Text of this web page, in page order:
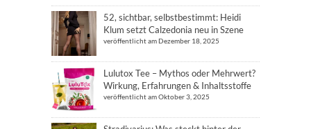
52, sichtbar, selbstbestimmt: Heidi
Klum setzt Calzedonia neu in Szene
veröffentlicht am Dezember 18, 2025
Lulutox Tee – Mythos oder Mehrwert?
Wirkung, Erfahrungen & Inhaltsstoffe
veröffentlicht am Oktober 3, 2025